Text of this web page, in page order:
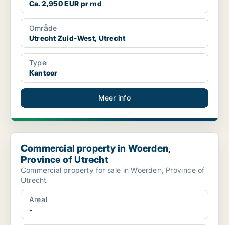
Ca. 2,950 EUR pr md
Område
Utrecht Zuid-West, Utrecht
Type
Kantoor
Meer info
Commercial property in Woerden, Province of Utrecht
Commercial property in Woerden,
Province of Utrecht
Commercial property for sale in Woerden, Province of
Utrecht
Areal
-